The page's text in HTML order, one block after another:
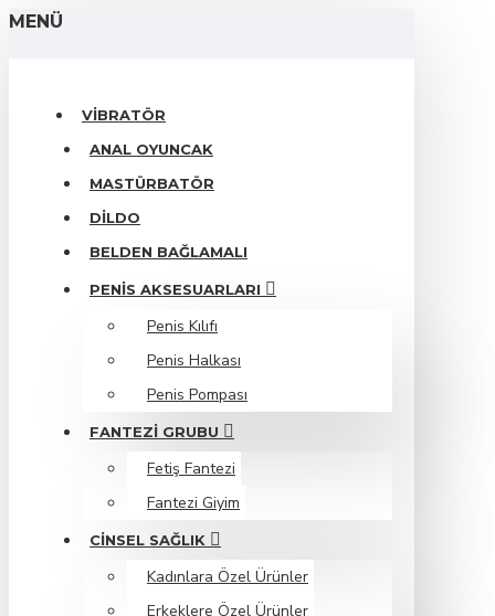
MENÜ
VIBRATÖR
ANAL OYUNCAK
MASTÜRBATÖR
DILDO
BELDEN BAĞLAMALI
PENIS AKSESUARLARI
Penis Kılıfı
Penis Halkası
Penis Pompası
FANTEZI GRUBU
Fetiş Fantezi
Fantezi Giyim
CINSEL SAĞLIK
Kadınlara Özel Ürünler
Erkeklere Özel Ürünler